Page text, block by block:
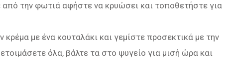
από την φωτιά αφήστε να κρυώσει και τοποθετήστε για
με ένα κουταλάκι και γεμίστε προσεκτικά με την
όλα, βάλτε τα στο ψυγείο για μισή ώρα και